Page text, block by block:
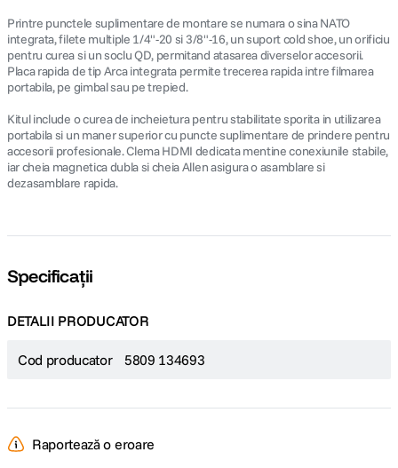
8. card memorie
9. dji mic mini
10. dji osmo
Printre punctele suplimentare de montare se numara o sina NATO
integrata, filete multiple 1/4"-20 si 3/8"-16, un suport cold shoe, un orificiu
pentru curea si un soclu QD, permitand atasarea diverselor accesorii.
Placa rapida de tip Arca integrata permite trecerea rapida intre filmarea
portabila, pe gimbal sau pe trepied.
Kitul include o curea de incheietura pentru stabilitate sporita in utilizarea
portabila si un maner superior cu puncte suplimentare de prindere pentru
accesorii profesionale. Clema HDMI dedicata mentine conexiunile stabile,
iar cheia magnetica dubla si cheia Allen asigura o asamblare si
dezasamblare rapida.
Specificații
DETALII PRODUCATOR
Cod producator 5809 134693
Raportează o eroare